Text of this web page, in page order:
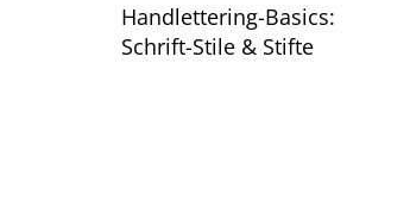
Handlettering-Basics:
Schrift-Stile & Stifte